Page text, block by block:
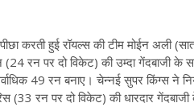
करती हुई रॉयल्स की टीम मोईन अली
रन पर दो विकेट) की उम्दा गेंदबाजी के
49 रन बनाए। चेन्नई सुपर किंग्स ने
(33 रन पर दो विकेट) की धारदार